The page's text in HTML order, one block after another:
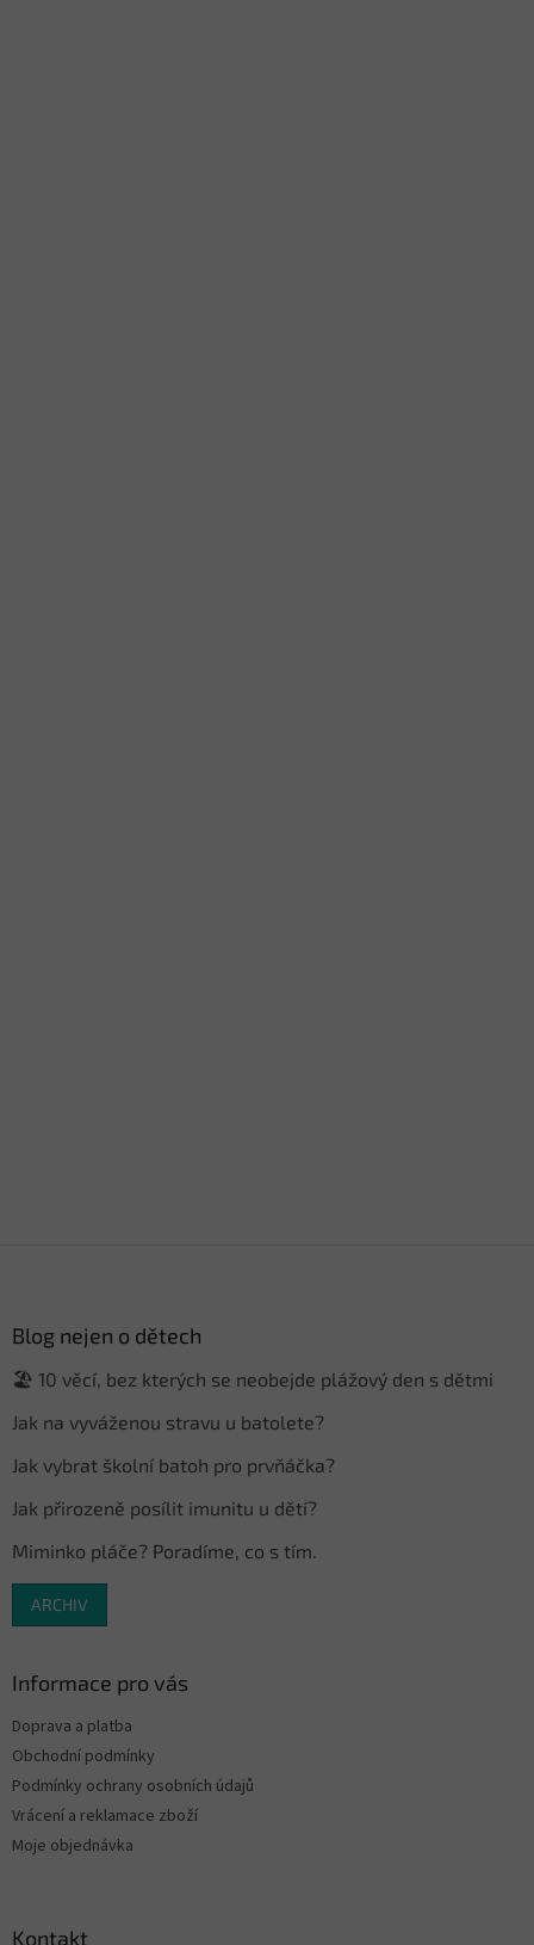
Blog nejen o dětech
🏖️ 10 věcí, bez kterých se neobejde plážový den s dětmi
Jak na vyváženou stravu u batolete?
Jak vybrat školní batoh pro prvňáčka?
Jak přirozeně posílit imunitu u dětí?
Miminko pláče? Poradíme, co s tím.
ARCHIV
Informace pro vás
Doprava a platba
Obchodní podmínky
Podmínky ochrany osobních údajů
Vrácení a reklamace zboží
Moje objednávka
Kontakt